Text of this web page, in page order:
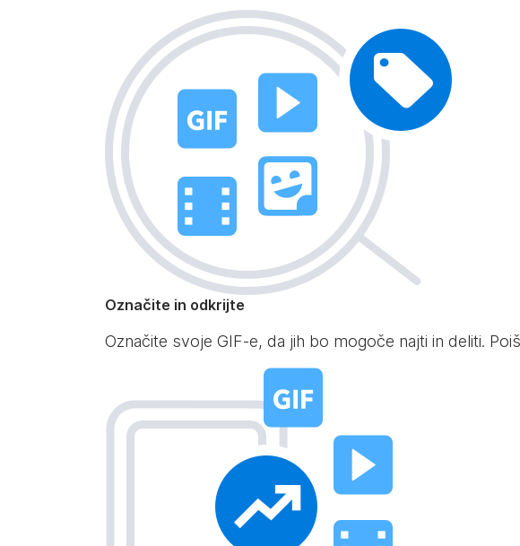
Označite in odkrijte
Označite svoje GIF-e, da jih bo mogoče najti in deliti.